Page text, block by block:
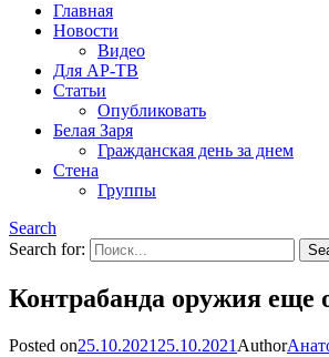
Главная
Новости
Видео
Для АР-ТВ
Статьи
Опубликовать
Белая Заря
Гражданская день за днем
Стена
Группы
Search
Search for:
Контрабанда оружия еще
Posted on25.10.2021 25.10.2021 Author